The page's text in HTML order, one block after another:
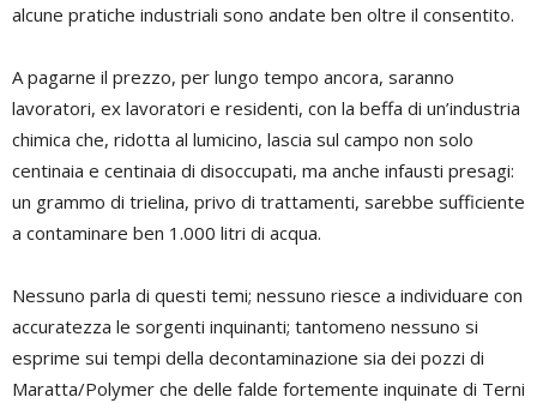
alcune pratiche industriali sono andate ben oltre il consentito.
A pagarne il prezzo, per lungo tempo ancora, saranno
lavoratori, ex lavoratori e residenti, con la beffa di un’industria
chimica che, ridotta al lumicino, lascia sul campo non solo
centinaia e centinaia di disoccupati, ma anche infausti presagi:
un grammo di trielina, privo di trattamenti, sarebbe sufficiente
a contaminare ben 1.000 litri di acqua.
Nessuno parla di questi temi; nessuno riesce a individuare con
accuratezza le sorgenti inquinanti; tantomeno nessuno si
esprime sui tempi della decontaminazione sia dei pozzi di
Maratta/Polymer che delle falde fortemente inquinate di Terni